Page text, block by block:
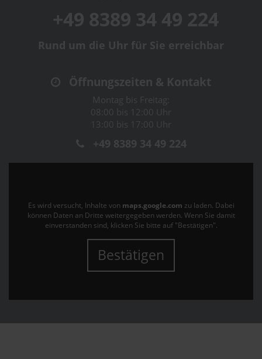
+49 8389 34 49 224
Rund um die Uhr für Sie erreichbar
Öffnungszeiten & Kontakt
Montag bis Freitag:
08:00 bis 12:00 Uhr
13:00 bis 17:00 Uhr
+49 8389 34 49 224
Es wird versucht, Inhalte von maps.google.com zu laden. Dabei
können Daten an Dritte weitergegeben werden. Wenn Sie damit
einverstanden sind, klicken Sie bitte auf "Bestätigen".
Bestätigen